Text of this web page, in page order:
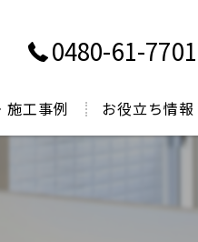
0480-61-7701
施工事例 お役立ち情報